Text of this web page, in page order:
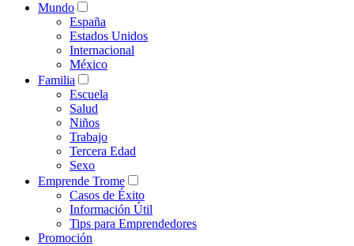
Mundo
España
Estados Unidos
Internacional
México
Familia
Escuela
Salud
Niños
Trabajo
Tercera Edad
Sexo
Emprende Trome
Casos de Éxito
Información Útil
Tips para Emprendedores
Promoción